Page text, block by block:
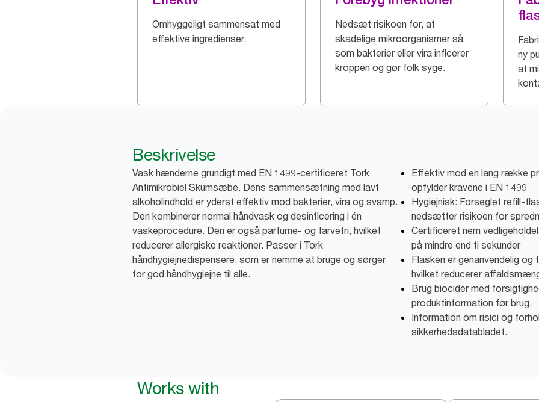
Omhyggeligt sammensat med
effektive ingredienser.
Nedsæt risikoen for, at
skadelige mikroorganismer så
som bakterier eller vira inficerer
kroppen og gør folk syge.
ny
at
Beskrivelse
Vask hænderne grundigt med EN 1499-certificeret Tork
Antimikrobiel Skumsæbe. Dens sammensætning med lavt
alkoholindhold er yderst effektiv mod bakterier, vira og svamp.
Den kombinerer normal håndvask og desinficering i én
vaskeprocedure. Den er også parfume- og farvefri, hvilket
reducerer allergiske reaktioner. Passer i Tork
håndhygiejnedispensere, som er nemme at bruge og sørger
for god håndhygiejne til alle.
Effektiv mod en lang række
opfylder kravene i EN 1499
Hygiejnisk: Forseglet refill-
nedsætter risikoen for
Certificeret nem
på mindre end ti sekunder
Flasken er genanvendelig og
hvilket reducerer
Brug biocider med
produktinformation før brug.
Information om risici og
sikkerhedsdatabladet.
Works with